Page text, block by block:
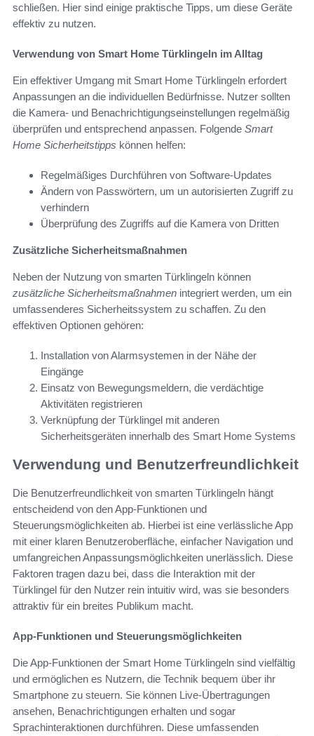
schließen. Hier sind einige praktische Tipps, um diese Geräte
effektiv zu nutzen.
Verwendung von Smart Home Türklingeln im Alltag
Ein effektiver Umgang mit Smart Home Türklingeln erfordert
Anpassungen an die individuellen Bedürfnisse. Nutzer sollten
die Kamera- und Benachrichtigungseinstellungen regelmäßig
überprüfen und entsprechend anpassen. Folgende Smart
Home Sicherheitstipps können helfen:
Regelmäßiges Durchführen von Software-Updates
Ändern von Passwörtern, um un autorisierten Zugriff zu
verhindern
Überprüfung des Zugriffs auf die Kamera von Dritten
Zusätzliche Sicherheitsmaßnahmen
Neben der Nutzung von smarten Türklingeln können
zusätzliche Sicherheitsmaßnahmen integriert werden, um ein
umfassenderes Sicherheitssystem zu schaffen. Zu den
effektiven Optionen gehören:
Installation von Alarmsystemen in der Nähe der
Eingänge
Einsatz von Bewegungsmeldern, die verdächtige
Aktivitäten registrieren
Verknüpfung der Türklingel mit anderen
Sicherheitsgeräten innerhalb des Smart Home Systems
Verwendung und Benutzerfreundlichkeit
Die Benutzerfreundlichkeit von smarten Türklingeln hängt
entscheidend von den App-Funktionen und
Steuerungsmöglichkeiten ab. Hierbei ist eine verlässliche App
mit einer klaren Benutzeroberfläche, einfacher Navigation und
umfangreichen Anpassungsmöglichkeiten unerlässlich. Diese
Faktoren tragen dazu bei, dass die Interaktion mit der
Türklingel für den Nutzer rein intuitiv wird, was sie besonders
attraktiv für ein breites Publikum macht.
App-Funktionen und Steuerungsmöglichkeiten
Die App-Funktionen der Smart Home Türklingeln sind vielfältig
und ermöglichen es Nutzern, die Technik bequem über ihr
Smartphone zu steuern. Sie können Live-Übertragungen
ansehen, Benachrichtigungen erhalten und sogar
Sprachinteraktionen durchführen. Diese umfassenden